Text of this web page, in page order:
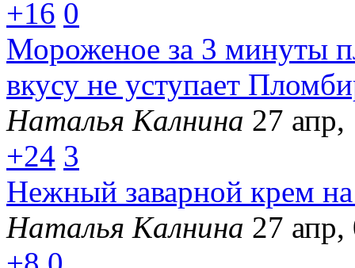
+16 0
Мороженое за 3 минуты
вкусу не уступает
Наталья Калнина 27 апр,
+24 3
Нежный заварной крем
Наталья Калнина 27 апр,